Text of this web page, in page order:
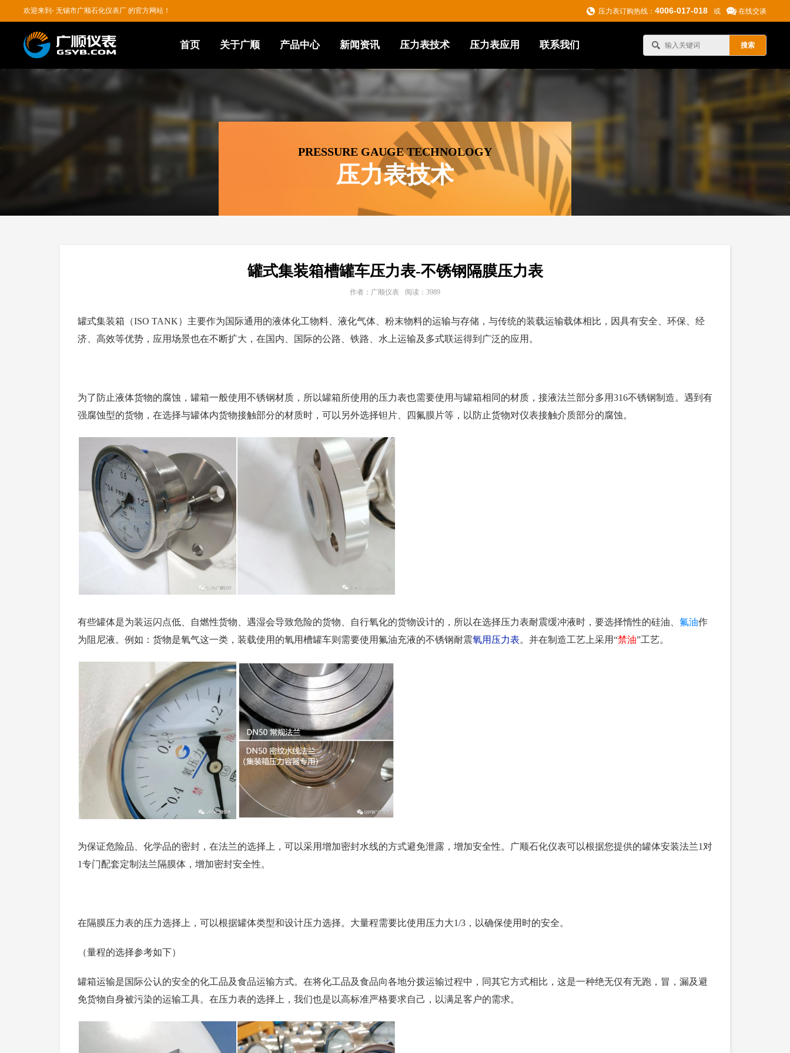
欢迎来到- 无锡市广顺石化仪表厂 的官方网站！ 压力表订购热线： 4006-017-018 或 在线交谈
首页 关于广顺 产品中心 新闻资讯 压力表技术 压力表应用 联系我们
PRESSURE GAUGE TECHNOLOGY
压力表技术
罐式集装箱槽罐车压力表-不锈钢隔膜压力表
作者：广顺仪表 阅读：3989
罐式集装箱（ISO TANK）主要作为国际通用的液体化工物料、液化气体、粉末物料的运输与存储，与传统的装载运输载体相比，因具有安全、环保、经
济、高效等优势，应用场景也在不断扩大，在国内、国际的公路、铁路、水上运输及多式联运得到广泛的应用。
为了防止液体货物的腐蚀，罐箱一般使用不锈钢材质，所以罐箱所使用的压力表也需要使用与罐箱相同的材质，接液法兰部分多用316不锈钢制造。遇到有
强腐蚀型的货物，在选择与罐体内货物接触部分的材质时，可以另外选择钽片、四氟膜片等，以防止货物对仪表接触介质部分的腐蚀。
有些罐体是为装运闪点低、自燃性货物、遇湿会导致危险的货物、自行氧化的货物设计的，所以在选择压力表耐震缓冲液时，要选择惰性的硅油、 氟油作
为阻尼液。例如：货物是氧气这一类，装载使用的氧用槽罐车则需要使用氟油充液的不锈钢耐震氧用压力表。并在制造工艺上采用“禁油”工艺。
为保证危险品、化学品的密封，在法兰的选择上，可以采用增加密封水线的方式避免泄露，增加安全性。广顺石化仪表可以根据您提供的罐体安装法兰1对
1专门配套定制法兰隔膜体，增加密封安全性。
在隔膜压力表的压力选择上，可以根据罐体类型和设计压力选择。大量程需要比使用压力大1/3，以确保使用时的安全。
（量程的选择参考如下）
罐箱运输是国际公认的安全的化工品及食品运输方式。在将化工品及食品向各地分拨运输过程中，同其它方式相比，这是一种绝无仅有无跑，冒，漏及避
免货物自身被污染的运输工具。在压力表的选择上，我们也是以高标准严格要求自己，以满足客户的需求。